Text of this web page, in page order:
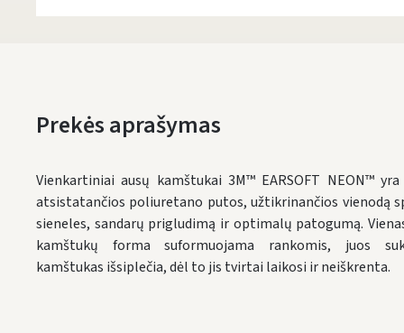
Prekės aprašymas
Vienkartiniai ausų kamštukai 3M™ EARSOFT NEON™
atsistatančios poliuretano putos, užtikrinančios vienodą
sieneles, sandarų prigludimą ir optimalų patogumą.
kamštukų forma suformuojama rankomis, juos
kamštukas išsiplečia, dėl to jis tvirtai laikosi ir neiškrenta.